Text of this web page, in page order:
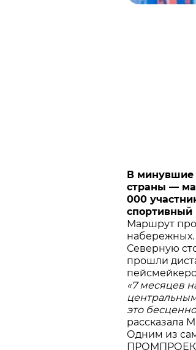
В минувшие
страны —
000
спортивный
Маршрут
набережных.
Северную
прошли
«7 месяцев
это
рассказала
Одним из